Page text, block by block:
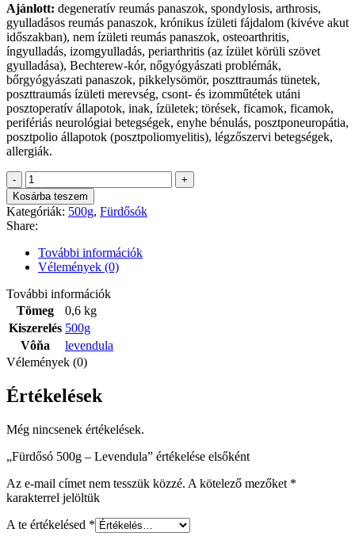
Ajánlott: degeneratív reumás panaszok, spondylosis, arthrosis,
gyulladásos reumás panaszok, krónikus ízületi fájdalom (kivéve akut
időszakban), nem ízületi reumás panaszok, osteoarthritis,
íngyulladás, izomgyulladás, periarthritis (az ízület körüli szövet
gyulladása), Bechterew-kór, nőgyógyászati problémák,
bőrgyógyászati panaszok, pikkelysömör, poszttraumás tünetek,
poszttraumás ízületi merevség, csont- és izomműtétek utáni
posztoperatív állapotok, inak, ízületek; törések, ficamok, ficamok,
perifériás neurológiai betegségek, enyhe bénulás, posztponeuropátia,
posztpolio állapotok (posztpoliomyelitis), légzőszervi betegségek,
allergiák.
Fürdősó
500g
-
Levendula
mennyiség
Kosárba teszem
Kategóriák: 500g, Fürdősók
Share:
További információk
Vélemények (0)
További információk
Tömeg
0,6 kg
Kiszerelés 500g
Vôňa
levendula
Vélemények (0)
Értékelések
Még nincsenek értékelések.
„Fürdősó 500g – Levendula” értékelése elsőként
Az e-mail címet nem tesszük közzé. A kötelező mezőket *
karakterrel jelöltük
A te értékelésed *